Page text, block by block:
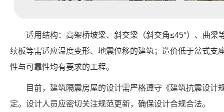
适用结构：高架桥坡梁、斜交梁（斜交角≤45°）、曲梁
续板等需适应温度变形、地震位移的建筑；造价低于盆式支
性与可靠性均有要求的工程。
目前，建筑隔震房屋的设计需严格遵守《建筑抗震设计
定。设计人员应密切关注规范更新，确保设计合规合法。